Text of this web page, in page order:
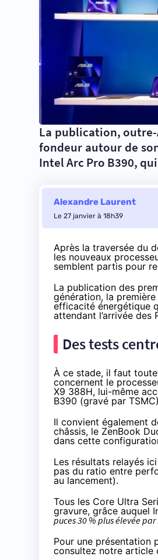
La publication, outre-
fondeur autour de
Intel Arc Pro B390,
Alexandre Laurent
Le 27 janvier à 18h39
Après la traversée du
les nouveaux
semblent partis pour
La publication des
génération, la
efficacité énergétique
attendant l’arrivée des
Des tests
À ce stade, il faut
concernent le
X9 388H, lui-même
B390 (gravé par
Il convient également
châssis, le ZenBook
dans cette
Les résultats relayés
pas du ratio entre
au lancement).
Tous les Core Ultra
gravure, grâce auquel
puces 30 % plus élevée
Pour une présentation
consultez notre article